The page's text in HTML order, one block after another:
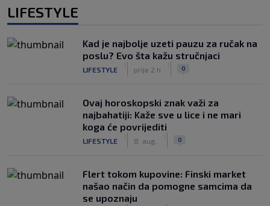
LIFESTYLE
Kad je najbolje uzeti pauzu za ručak na
poslu? Evo šta kažu stručnjaci
LIFESTYLE prije 2 h 0
Ovaj horoskopski znak važi za
najbahatiji: Kaže sve u lice i ne mari
koga će povrijediti
LIFESTYLE 8. aug. 0
Flert tokom kupovine: Finski market
našao način da pomogne samcima da
se upoznaju